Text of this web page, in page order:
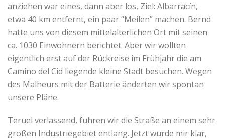
anziehen war eines, dann aber los, Ziel: Albarracín,
etwa 40 km entfernt, ein paar “Meilen” machen. Bernd
hatte uns von diesem mittelalterlichen Ort mit seinen
ca. 1030 Einwohnern berichtet. Aber wir wollten
eigentlich erst auf der Rückreise im Frühjahr die am
Camino del Cid liegende kleine Stadt besuchen. Wegen
des Malheurs mit der Batterie änderten wir spontan
unsere Pläne.
Teruel verlassend, fuhren wir die Straße an einem sehr
großen Industriegebiet entlang. Jetzt wurde mir klar,